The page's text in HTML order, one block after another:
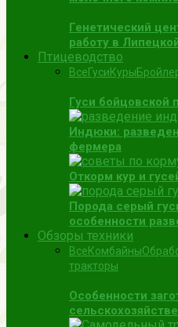
Генетический
работу в
Птицеводство
ВсеГусиКуры
Гуси бойцовской
Индюки:
фермера
Откорм кур и
Порода серый
особенности
Обзоры техники
ВсеКомбайны
тракторы
Особенности